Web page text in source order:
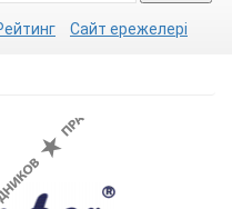
Сайт ережелері